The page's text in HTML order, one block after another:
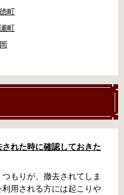
町
町
れた時に確認しておきた
もりが、撤去されてしま
用される方には起こりや